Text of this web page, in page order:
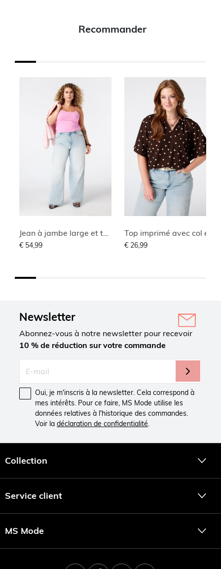
Recommander
€ 54,99 € 26,99
Newsletter
Abonnez-vous à notre newsletter pour recevoir
10 % de réduction sur votre commande
Oui, je m'inscris à la newsletter. Cela correspond à
mes intérêts. Pour ce faire, MS Mode utilise les
données relatives à l'historique des commandes.
Voir la déclaration de confidentialité
Collection
Service client
MS Mode